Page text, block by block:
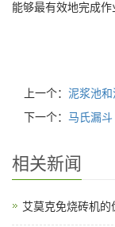
能够最有效地完成作
上一个： 泥浆池和
下一个： 马氏漏斗
相关新闻
艾莫克免烧砖机的